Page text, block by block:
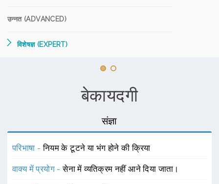
उन्नत (ADVANCED)
विशेषज्ञ (EXPERT)
बेकायदगी
संज्ञा
परिभाषा -नियम के टूटने या भंग होने की क्रिया
वाक्य में प्रयोग -सेना में व्यतिक्रम नहीं आने दिया जाता।